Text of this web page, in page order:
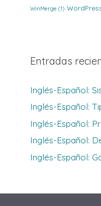
WinMerge (1)
Entradas
Inglés-Español:
Inglés-Español:
Inglés-Español:
Inglés-Español:
Inglés-Español: